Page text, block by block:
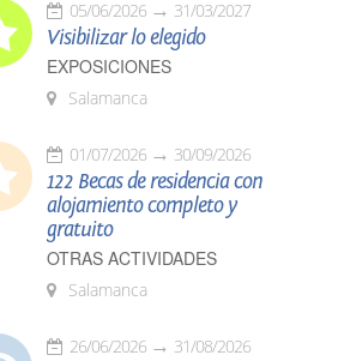
05/06/2026 31/03/2027
Visibilizar lo elegido
EXPOSICIONES
Salamanca
01/07/2026 30/09/2026
122 Becas de residencia con
alojamiento completo y
gratuito
OTRAS ACTIVIDADES
Salamanca
26/06/2026 31/08/2026